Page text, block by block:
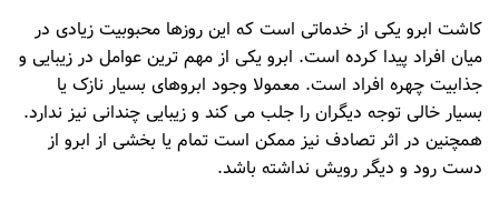
کاشت ابرو یکی از خدماتی است که این روزها محبوبیت زیادی در
میان افراد پیدا کرده است. ابرو یکی از مهم ترین عوامل در زیبایی و
جذابیت چهره افراد است. معمولا وجود ابروهای بسیار نازک یا
بسیار خالی توجه دیگران را جلب می کند و زیبایی چندانی نیز ندارد.
همچنین در اثر تصادف نیز ممکن است تمام یا بخشی از ابرو از
دست رود و دیگر رویش نداشته باشد.